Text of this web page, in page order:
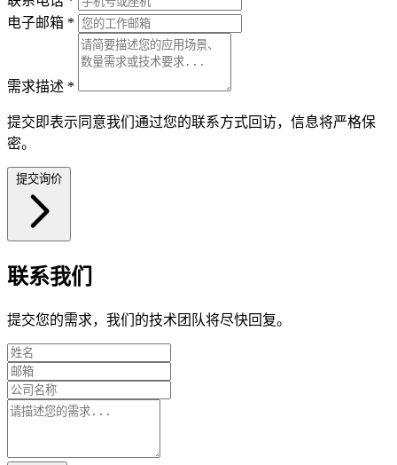
电子邮箱 *
需求描述 *
提交即表示同意我们通过您的联系方式回访，信息将严格保
密。
提交询价
联系我们
提交您的需求，我们的技术团队将尽快回复。